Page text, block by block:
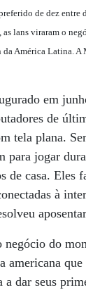
de dez
lans viraram o
América Latina.
em
de
tela plana.
para jogar
casa. Eles
à
negócio do
americana
dar seus